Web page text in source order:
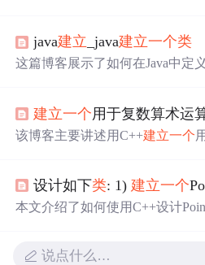
建对象、初始化属性，并使用继
java建立 _java建立一个类
这篇博客展示了如何在Java中定
高、体重、职业等属性。
了学历属性，而`Teacher`有收入
建立一个用于复数算术运
该博客主要讲述用C++建立一个
设计如下类: 1)建立一个
本文介绍了如何使用C++设计
算。通过实例演示了如何输入
说点什么…